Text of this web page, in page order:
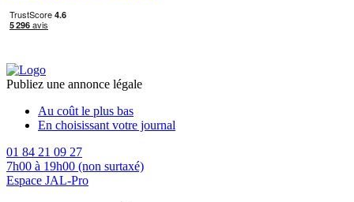
Publiez une annonce légale
Au coût le plus bas
En choisissant votre journal
01 84 21 09 27
7h00 à 19h00 (non surtaxé)
Espace JAL-Pro